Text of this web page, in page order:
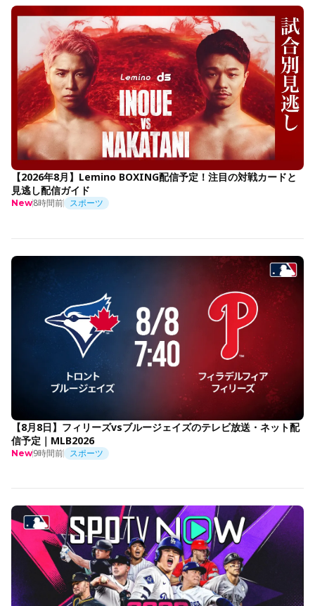
【2026年8月】Lemino BOXING配信予定！注目の対戦カードと
見逃し配信ガイド
New8時間前 スポーツ
【8月8日】フィリーズvsブルージェイズのテレビ放送・ネット配
信予定｜MLB2026
New9時間前 スポーツ